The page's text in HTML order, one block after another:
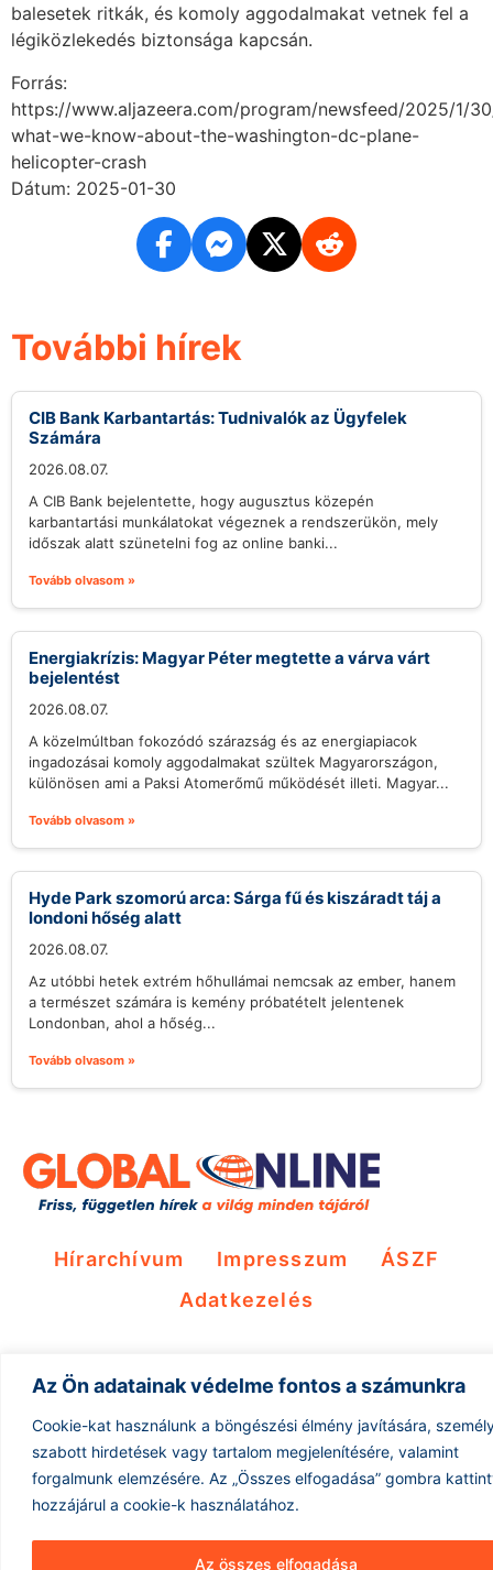
Az Ön adatainak védelme fontos a számunkra
Cookie-kat használunk a böngészési élmény javítására,
szabott hirdetések vagy tartalom megjelenítésére, valamint
forgalmunk elemzésére. Az „Összes elfogadása” gombra
hozzájárul a cookie-k használatához.
Az összes elfogadása
balesetek ritkák, és komoly aggodalmakat vetnek fel a
légiközlekedés biztonsága kapcsán.
Forrás:
https://www.aljazeera.com/program/newsfeed/2025/1/
what-we-know-about-the-washington-dc-plane-
helicopter-crash
Dátum: 2025-01-30
További hírek
CIB Bank Karbantartás: Tudnivalók az Ügyfelek
Számára
2026.08.07.
A CIB Bank bejelentette, hogy augusztus közepén
karbantartási munkálatokat végeznek a rendszerükön, mely
időszak alatt szünetelni fog az online banki...
Tovább olvasom »
Energiakrízis: Magyar Péter megtette a várva várt
bejelentést
2026.08.07.
A közelmúltban fokozódó szárazság és az energiapiacok
ingadozásai komoly aggodalmakat szültek Magyarországon,
különösen ami a Paksi Atomerőmű működését illeti. Magyar...
Tovább olvasom »
Hyde Park szomorú arca: Sárga fű és kiszáradt táj a
londoni hőség alatt
2026.08.07.
Az utóbbi hetek extrém hőhullámai nemcsak az ember, hanem
a természet számára is kemény próbatételt jelentenek
Londonban, ahol a hőség...
Tovább olvasom »
Hírarchívum Impresszum
ÁSZF
Adatkezelés